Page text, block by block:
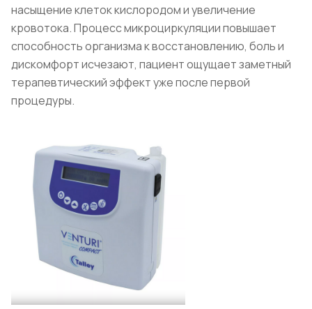
насыщение клеток кислородом и увеличение
кровотока. Процесс микроциркуляции повышает
способность организма к восстановлению, боль и
дискомфорт исчезают, пациент ощущает заметный
терапевтический эффект уже после первой
процедуры.